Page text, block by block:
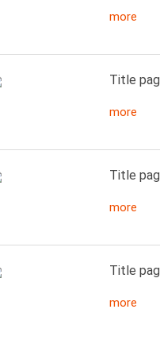
more
Title
more
Title
more
Title
more